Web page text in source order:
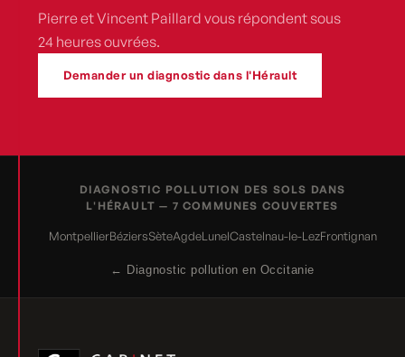
Pierre et Vincent Paillard vous répondent sous
24 heures ouvrées.
Demander un diagnostic dans l'Hérault
DIAGNOSTIC POLLUTION DES SOLS DANS
L'HÉRAULT — 7 COMMUNES COUVERTES
MontpellierBéziersSèteAgdeLunelCastelnau-le-LezFrontignan
← Diagnostic pollution en Occitanie